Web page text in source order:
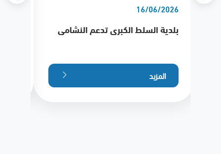
16/06/2026
بلدية السلط الكبرى تدعم النشامى
المزيد